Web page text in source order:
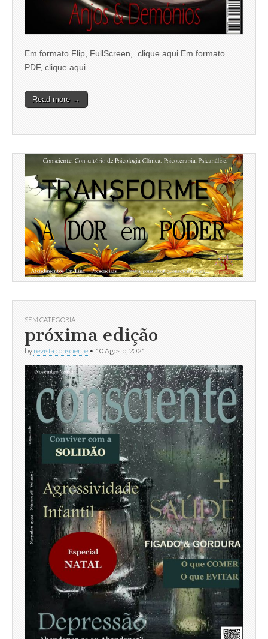
Em formato Flip, FullScreen, clique aqui Em formato
PDF, clique aqui
Read more →
SEM CATEGORIA
próxima edição
by revista consciente • 10 Agosto, 2021